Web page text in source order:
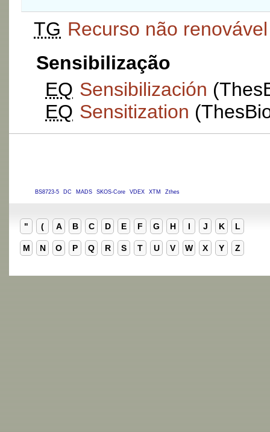
TG Recurso não renovável
Sensibilização
EQ Sensibilización
EQ Sensitization
BS8723-5 DC MADS SKOS-Core VDEX XTM Zthes
" ( A B C D E F G H I J K L
M N O P Q R S T U V W X Y Z